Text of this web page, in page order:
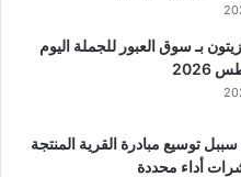
بـ سوق العبور للجملة اليوم
توسيع مبادرة القرية المنتجة
أداء محددة